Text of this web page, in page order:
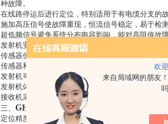
欢
来自局域网的朋友
种故障。
在线路停运后进行定位，特别适用于有电缆分支的故
施加高压信号使故障重现，恒流信号稳定，易于检测
超低频信号避免系统分布电容影响，能对高阻值故
发射机安全特性：高压启动闭锁功能、输出允许直接
传感器使用高灵敏度传感器，开口设计，无需闭合
传感器和接收机无线通讯传输，安全可靠。
发射机可使用市电、发电机或汽车逆变器供电，传
发射机体积小，重量轻；传感器为体积重量zui小化
接收机采用大屏幕液晶显示器，显示传感器状态、
三、 GHJXD-100架空线小电流接地故障定位仪
定位精度：
米。